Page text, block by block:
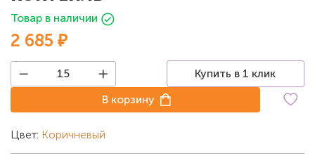
Товар в наличии
2 685 ₽
Купить в 1 клик
В корзину
Цвет: Коричневый